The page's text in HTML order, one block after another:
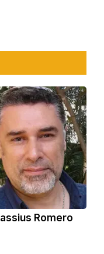
Romero